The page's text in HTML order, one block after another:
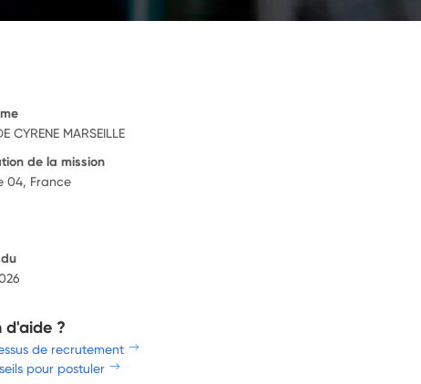
CYRENE MARSEILLE
de la mission
04, France
d'aide ?
de recrutement
pour postuler